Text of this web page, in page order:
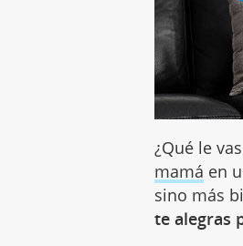
¿Qué le
mamá en
sino más
te alegras